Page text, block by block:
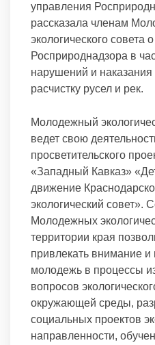
управления
рассказала членам
экологического совета
Росприроднадзора в
нарушений и
расчистку русел и рек.
Молодежный
ведет свою
просветительского
«Западный Кавказ»
движение
экологический совет».
Молодежных
территории края
привлекать внимание и
молодежь в процессы
вопросов
окружающей среды,
социальных проектов
направленности,